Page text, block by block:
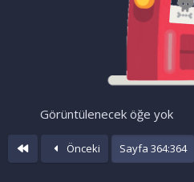
Görüntülenecek öğe yok
İlk Önceki Sayfa 364:364